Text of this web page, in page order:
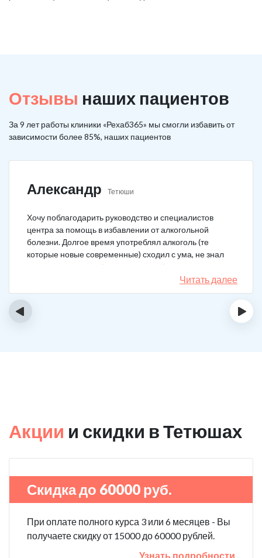
Отзывы наших пациентов
За 9 лет работы клиники «Рехаб365» мы смогли избавить от
зависимости более 85%, наших пациентов
Александр Тетюши
Хочу поблагодарить руководство и специалистов
центра за помощь в избавлении от алкогольной
болезни. Долгое время употреблял алкоголь (те
которые новые современные) сходил с ума, не знал
куда деться от своей зависимости. Искал тех кто
сможет мне помочь в интернете, позвонил, приехал.
На сегодняшний день не употребляю!
Читать далее
‹ ›
Акции и скидки в Тетюшах
Скидка до 60000 руб.
При оплате полного курса 3 или 6 месяцев - Вы
получаете скидку от 15000 до 60000 рублей.
Узнать подробности